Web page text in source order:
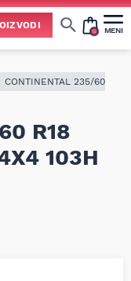
MENI
CONTINENTAL 235/60
R18
103H